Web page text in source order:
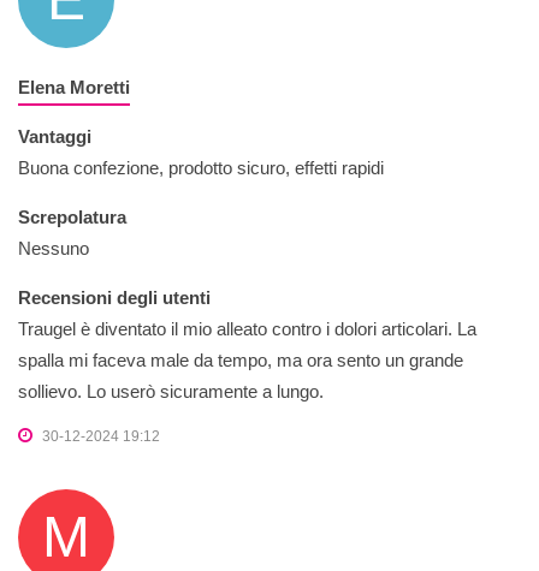
Elena Moretti
Vantaggi
Buona confezione, prodotto sicuro, effetti rapidi
Screpolatura
Nessuno
Recensioni degli utenti
Traugel è diventato il mio alleato contro i dolori articolari. La
spalla mi faceva male da tempo, ma ora sento un grande
sollievo. Lo userò sicuramente a lungo.
30-12-2024 19:12
M